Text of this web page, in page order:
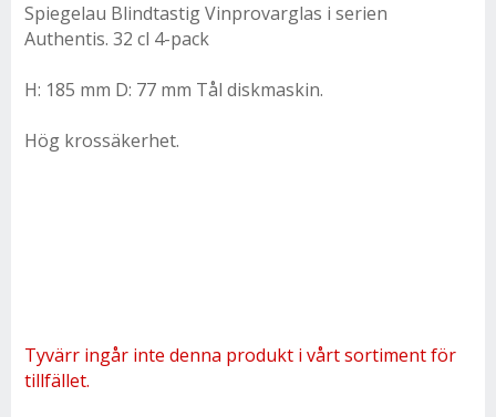
Spiegelau Blindtastig Vinprovarglas i serien
Authentis. 32 cl 4-pack
H: 185 mm D: 77 mm Tål diskmaskin.
Hög krossäkerhet.
Tyvärr ingår inte denna produkt i vårt sortiment för
tillfället.